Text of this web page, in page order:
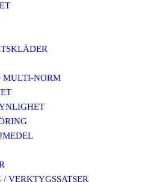
NORM
VERKTYGSSATSER